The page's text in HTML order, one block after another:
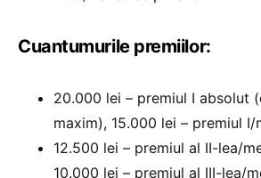
Cuantumurile premiilor:
20.000 lei – premiul I absolut
maxim), 15.000 lei – premiul I/
12.500 lei – premiul al II-lea/
10.000 lei – premiul al III-lea/